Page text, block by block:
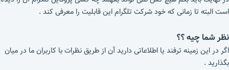
است البته تا زمانی که خود شرکت تلگرام این قابلیت را معرفی کند .
نظر شما چیه ؟؟
اگر در این زمینه ترفند یا اطلاعاتی دارید آن از طریق نظرات با کاربران ما در میان
بگذارید .